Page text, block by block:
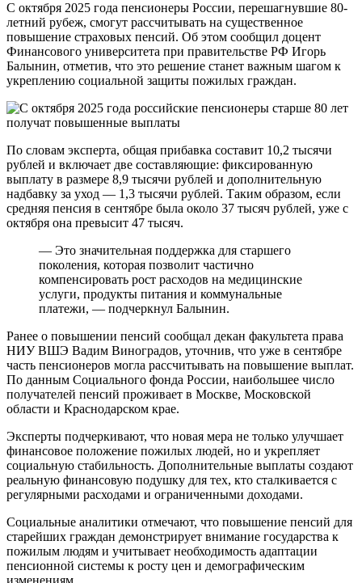
С октября 2025 года пенсионеры России, перешагнувшие 80-
летний рубеж, смогут рассчитывать на существенное
повышение страховых пенсий. Об этом сообщил доцент
Финансового университета при правительстве РФ Игорь
Балынин, отметив, что это решение станет важным шагом к
укреплению социальной защиты пожилых граждан.
По словам эксперта, общая прибавка составит 10,2 тысячи
рублей и включает две составляющие: фиксированную
выплату в размере 8,9 тысячи рублей и дополнительную
надбавку за уход — 1,3 тысячи рублей. Таким образом, если
средняя пенсия в сентябре была около 37 тысяч рублей, уже с
октября она превысит 47 тысяч.
— Это значительная поддержка для старшего
поколения, которая позволит частично
компенсировать рост расходов на медицинские
услуги, продукты питания и коммунальные
платежи, — подчеркнул Балынин.
Ранее о повышении пенсий сообщал декан факультета права
НИУ ВШЭ Вадим Виноградов, уточнив, что уже в сентябре
часть пенсионеров могла рассчитывать на повышение выплат.
По данным Социального фонда России, наибольшее число
получателей пенсий проживает в Москве, Московской
области и Краснодарском крае.
Эксперты подчеркивают, что новая мера не только улучшает
финансовое положение пожилых людей, но и укрепляет
социальную стабильность. Дополнительные выплаты создают
реальную финансовую подушку для тех, кто сталкивается с
регулярными расходами и ограниченными доходами.
Социальные аналитики отмечают, что повышение пенсий для
старейших граждан демонстрирует внимание государства к
пожилым людям и учитывает необходимость адаптации
пенсионной системы к росту цен и демографическим